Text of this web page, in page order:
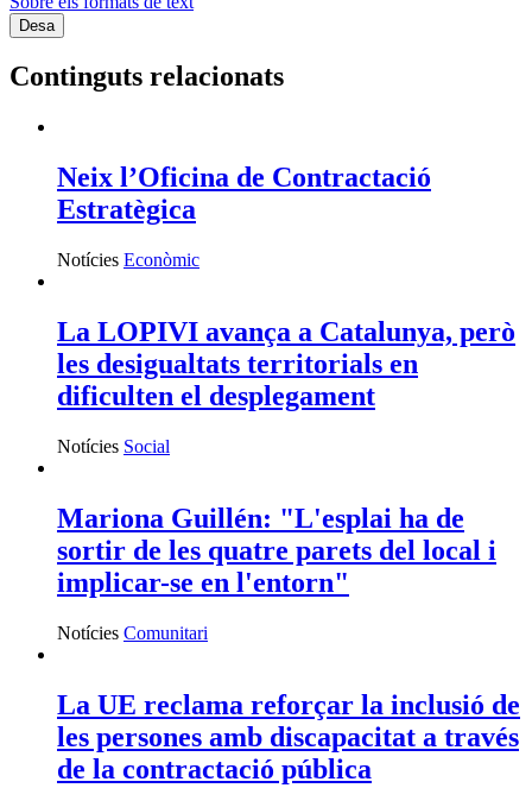
Continguts relacionats
Neix l’Oficina de Contractació
Estratègica
Notícies Econòmic
La LOPIVI avança a Catalunya, però
les desigualtats territorials en
dificulten el desplegament
Notícies Social
Mariona Guillén: "L'esplai ha de
sortir de les quatre parets del local i
implicar-se en l'entorn"
Notícies Comunitari
La UE reclama reforçar la inclusió de
les persones amb discapacitat a través
de la contractació pública